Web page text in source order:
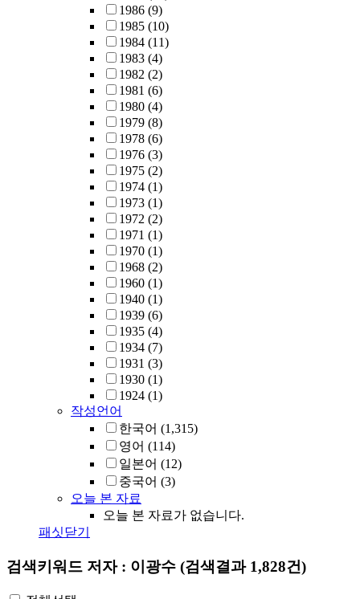
1986 (9)
1985 (10)
1984 (11)
1983 (4)
1982 (2)
1981 (6)
1980 (4)
1979 (8)
1978 (6)
1976 (3)
1975 (2)
1974 (1)
1973 (1)
1972 (2)
1971 (1)
1970 (1)
1968 (2)
1960 (1)
1940 (1)
1939 (6)
1935 (4)
1934 (7)
1931 (3)
1930 (1)
1924 (1)
작성언어
한국어 (1,315)
영어 (114)
일본어 (12)
중국어 (3)
오늘 본 자료
오늘 본 자료가 없습니다.
패싯닫기
검색키워드 저자 : 이광수 (검색결과 1,828건)